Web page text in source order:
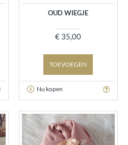
OUD WIEGJE
€ 35,00
TOEVOEGEN
Nu kopen